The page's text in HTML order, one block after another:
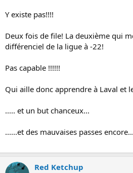
Y existe pas!!!!
Deux fois de file! La deuxième qui
différenciel de la ligue à -22!
Pas capable !!!!!!
Qui aille donc apprendre à Laval et
..... et un but chanceux...
......et des mauvaises passes encore...
Red Ketchup